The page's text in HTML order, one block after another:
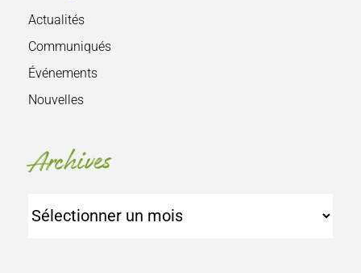
Actualités
Communiqués
Événements
Nouvelles
Archives